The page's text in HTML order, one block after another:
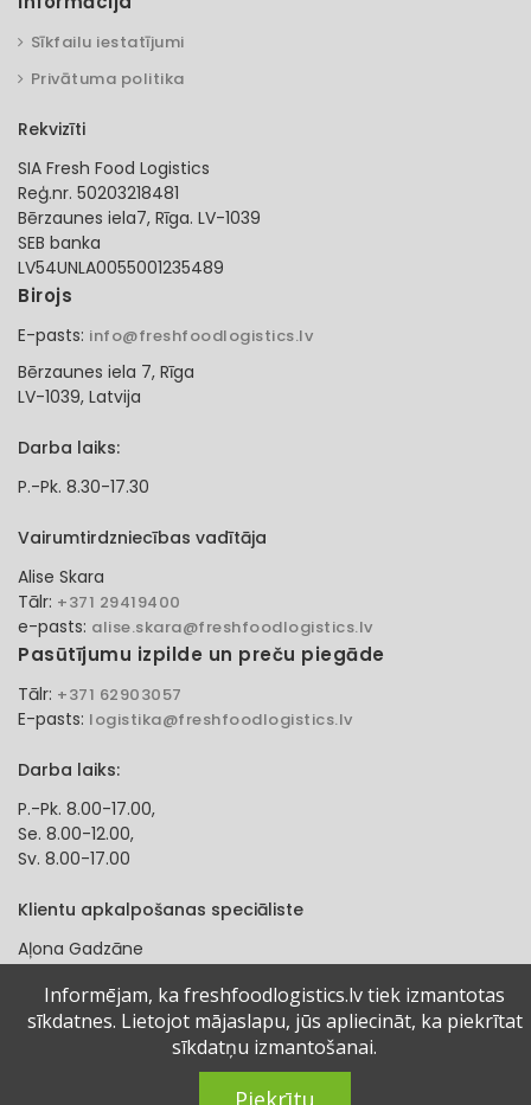
Sīkfailu iestatījumi
Privātuma politika
Rekvizīti
SIA Fresh Food Logistics
Reģ.nr. 50203218481
Bērzaunes iela7, Rīga. LV-1039
SEB banka
LV54UNLA0055001235489
Birojs
E-pasts: info@freshfoodlogistics.lv
Bērzaunes iela 7, Rīga
LV-1039, Latvija
Darba laiks:
P.-Pk. 8.30-17.30
Vairumtirdzniecības vadītāja
Alise Skara
Tālr: +371 29419400
e-pasts: alise.skara@freshfoodlogistics.lv
Pasūtījumu izpilde un preču piegāde
Tālr: +371 62903057
E-pasts: logistika@freshfoodlogistics.lv
Darba laiks:
P.-Pk. 8.00-17.00,
Se. 8.00-12.00,
Sv. 8.00-17.00
Klientu apkalpošanas speciāliste
Aļona Gadzāne
e-pasts:alona.gadzane@freshfoodlogistics.lv
© 2024 Fresh Food Logistics SIA. Visas tiesības aizsargātas.
Informējam, ka freshfoodlogistics.lv tiek izmantotas
sīkdatnes. Lietojot mājaslapu, jūs apliecināt, ka piekrītat
sīkdatņu izmantošanai.
Piekrītu